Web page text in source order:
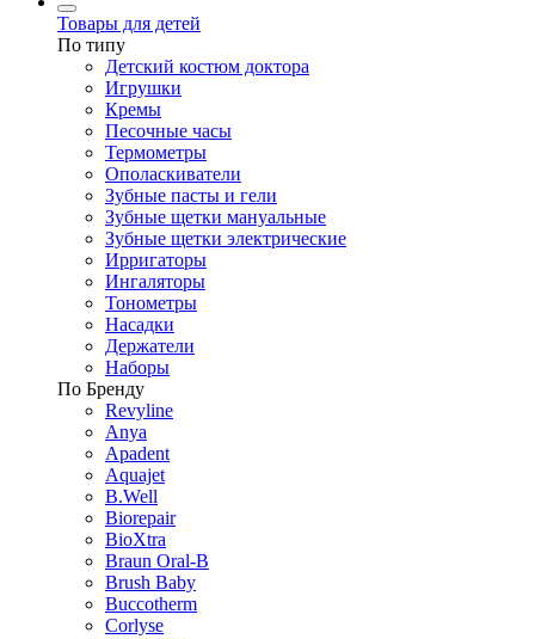
Товары для детей
По типу
Детский костюм доктора
Игрушки
Кремы
Песочные часы
Термометры
Ополаскиватели
Зубные пасты и гели
Зубные щетки мануальные
Зубные щетки электрические
Ирригаторы
Ингаляторы
Тонометры
Насадки
Держатели
Наборы
По Бренду
Revyline
Anya
Apadent
Aquajet
B.Well
Biorepair
BioXtra
Braun Oral-B
Brush Baby
Buccotherm
Corlyse